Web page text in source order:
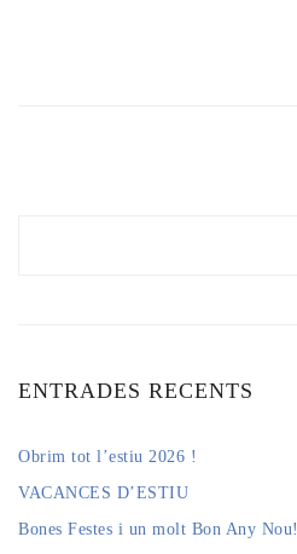
ENTRADES RECENTS
Obrim tot l’estiu 2026 !
VACANCES D’ESTIU
Bones Festes i un molt Bon Any Nou!